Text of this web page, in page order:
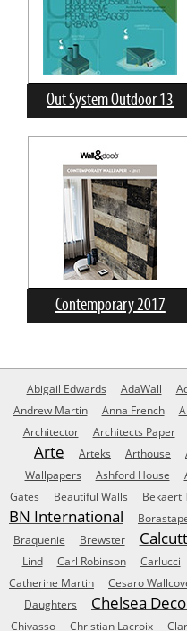
Out System Outdoor 13
Contemporary 2017
Abigail Edwards AdaWall
Andrew Martin
Anna French
Architector
Architects Paper
Arte Arteks Arthouse
Wallpapers
Ashford House
Gates
Beautiful Walls Bekaert
BN International
Braquenie
Brewster
Lind
Carl Robinson Carlucci
Catherine Martin
Cesaro
Daughters
Chelsea
Chivasso
Christian Lacroix